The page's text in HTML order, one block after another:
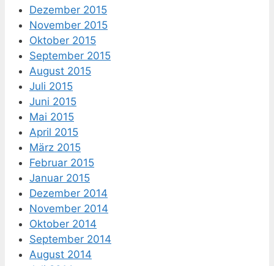
Dezember 2015
November 2015
Oktober 2015
September 2015
August 2015
Juli 2015
Juni 2015
Mai 2015
April 2015
März 2015
Februar 2015
Januar 2015
Dezember 2014
November 2014
Oktober 2014
September 2014
August 2014